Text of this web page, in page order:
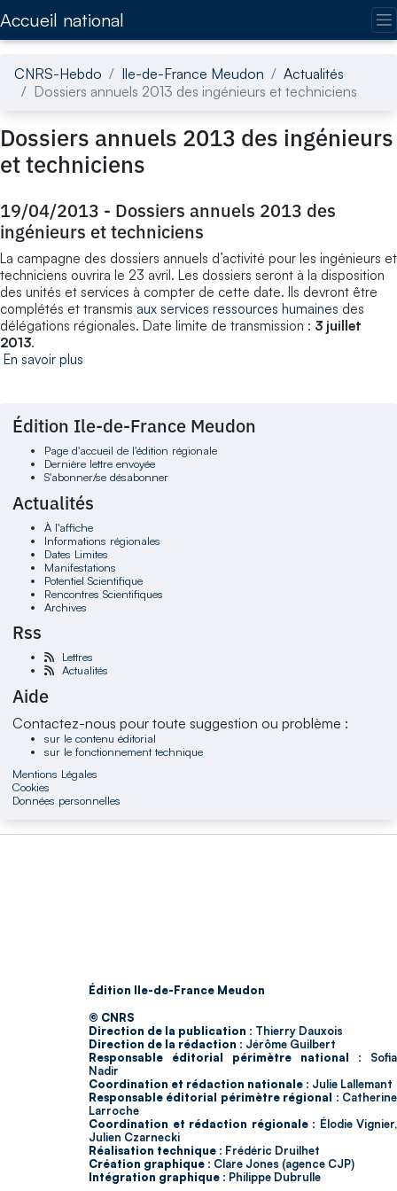
Accueil national
CNRS-Hebdo Ile-de-France Meudon
Actualités
Dossiers annuels 2013 des ingénieurs et techniciens
Dossiers annuels 2013 des ingénieurs
et techniciens
19/04/2013 - Dossiers annuels 2013 des
ingénieurs et techniciens
La campagne des dossiers annuels d’activité pour les ingénieurs et
techniciens ouvrira le 23 avril. Les dossiers seront à la disposition
des unités et services à compter de cette date. Ils devront être
complétés et transmis aux services ressources humaines des
délégations régionales. Date limite de transmission : 3 juillet
2013.
En savoir plus
Édition Ile-de-France Meudon
Page d'accueil de l'édition régionale
Dernière lettre envoyée
S'abonner/se désabonner
Actualités
À l'affiche
Informations régionales
Dates Limites
Manifestations
Potentiel Scientifique
Rencontres Scientifiques
Archives
Rss
Lettres
Actualités
Aide
Contactez-nous pour toute suggestion ou problème :
sur le contenu éditorial
sur le fonctionnement technique
Mentions Légales
Cookies
Données personnelles
Édition Ile-de-France Meudon
© CNRS
Direction de la publication : Thierry Dauxois
Direction de la rédaction : Jérôme Guilbert
Responsable éditorial périmètre national : Sofia
Nadir
Coordination et rédaction nationale : Julie Lallemant
Responsable éditorial périmètre régional : Catherine
Larroche
Coordination et rédaction régionale : Élodie Vignier,
Julien Czarnecki
Réalisation technique : Frédéric Druilhet
Création graphique : Clare Jones (agence CJP)
Intégration graphique : Philippe Dubrulle